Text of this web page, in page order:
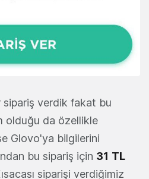
sipariş verdik fakat bu
olduğu da özellikle
Glovo'ya bilgilerini
bu sipariş için 31 TL
siparişi verdiğimiz